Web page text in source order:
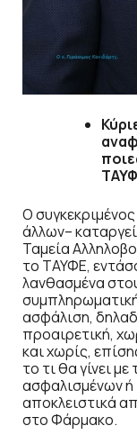
Ο
άλλων–
Ταμεία
το ΤΑΥΦΕ,
λανθασμένα
ασφάλιση,
προαιρετική,
και χωρίς,
το τι θα γίνει
ασφαλισμένων ή
αποκλειστικά
στο Φάρμακο.